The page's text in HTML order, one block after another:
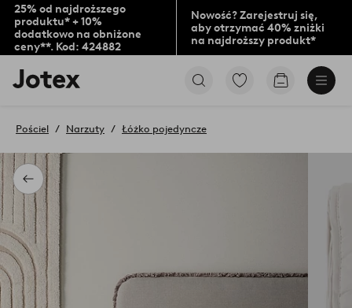
25% od najdroższego
produktu* + 10%
dodatkowo na obniżone
ceny**. Kod: 424882
Nowość? Zarejestruj się,
aby otrzymać 40% zniżki
na najdroższy produkt*
Logo
Jotex
na
stronę
PrzejdźPrzejdź
Powrót
Pościel Narzuty Łóżko pojedyncze